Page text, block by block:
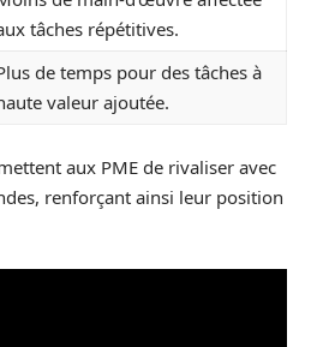
tâches répétitives.
de temps pour des tâches à
valeur ajoutée.
aux PME de rivaliser avec
renforçant ainsi leur position